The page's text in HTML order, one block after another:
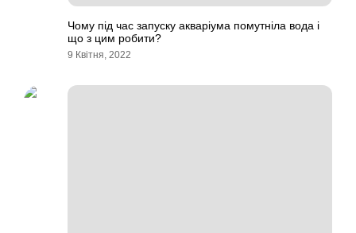
Чому під час запуску акваріума помутніла вода і
що з цим робити?
9 Квітня, 2022